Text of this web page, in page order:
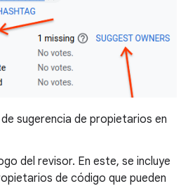
sugerencia de propietarios en
del revisor. En este, se incluye
de código que pueden